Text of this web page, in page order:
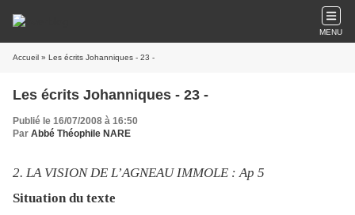
MENU
Accueil » Les écrits Johanniques - 23 -
Les écrits Johanniques - 23 -
Publié le 16/07/2008 à 16:50
Par Abbé Théophile NARE
2. LA VISION DE L’AGNEAU IMMOLE : Ap 5
Situation du texte